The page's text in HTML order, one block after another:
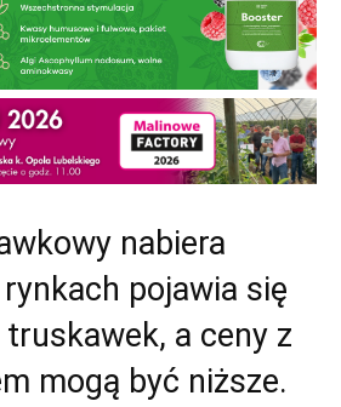
nabiera
pojawia się
a ceny z
mogą być niższe.